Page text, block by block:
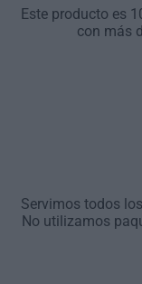
Este producto es
con más
Servimos todos
No utilizamos